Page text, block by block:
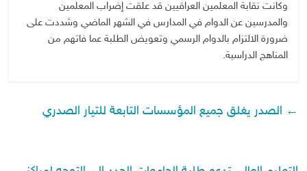
وكانت نقابة المعلمين العراقيين قد علقت إضراب المعلمين
والمدرسين عن الدوام في المدارس في الشهر الماضي وشددت على
ضرورة الالتزام بالدوام الرسمي وتعويض الطلبة عما فاتهم من
المناهج الدراسية.
← الصدر يغلق جميع المؤسسات التابعة للتيار الصدري